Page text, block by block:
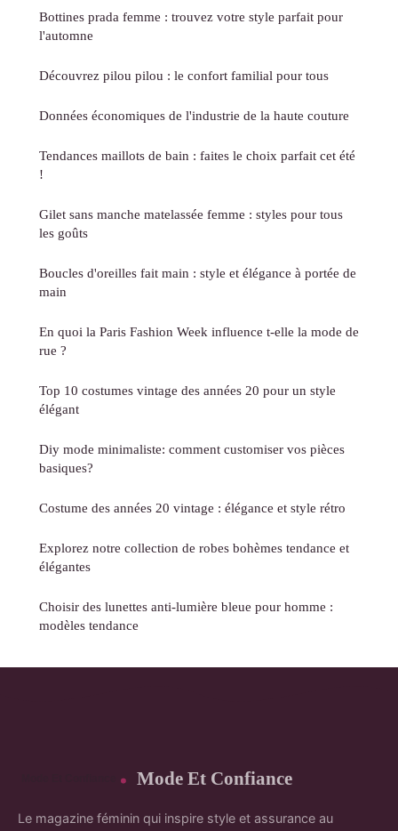
Bottines prada femme : trouvez votre style parfait pour
l'automne
Découvrez pilou pilou : le confort familial pour tous
Données économiques de l'industrie de la haute couture
Tendances maillots de bain : faites le choix parfait cet été
!
Gilet sans manche matelassée femme : styles pour tous
les goûts
Boucles d'oreilles fait main : style et élégance à portée de
main
En quoi la Paris Fashion Week influence t-elle la mode de
rue ?
Top 10 costumes vintage des années 20 pour un style
élégant
Diy mode minimaliste: comment customiser vos pièces
basiques?
Costume des années 20 vintage : élégance et style rétro
Explorez notre collection de robes bohèmes tendance et
élégantes
Choisir des lunettes anti-lumière bleue pour homme :
modèles tendance
Mode Et Confiance
Le magazine féminin qui inspire style et assurance au